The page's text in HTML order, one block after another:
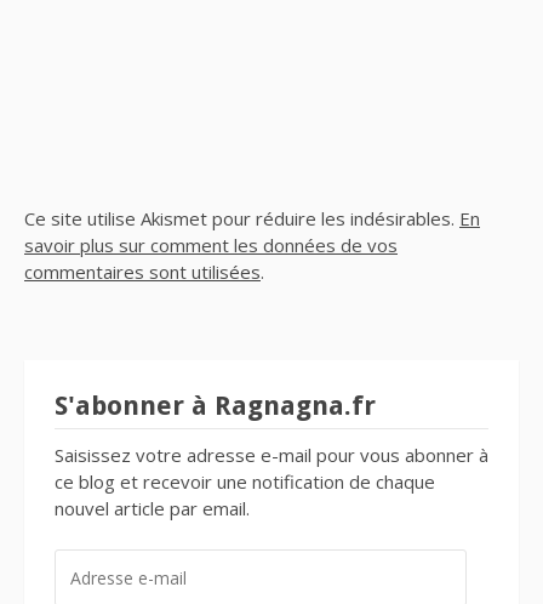
Ce site utilise Akismet pour réduire les indésirables. En
savoir plus sur comment les données de vos
commentaires sont utilisées.
S'abonner à Ragnagna.fr
Saisissez votre adresse e-mail pour vous abonner à
ce blog et recevoir une notification de chaque
nouvel article par email.